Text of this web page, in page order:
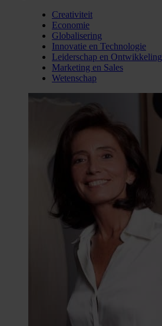
Creativiteit
Economie
Globalisering
Innovatie en Technologie
Leiderschap en Ontwikkeling
Marketing en Sales
Wetenschap